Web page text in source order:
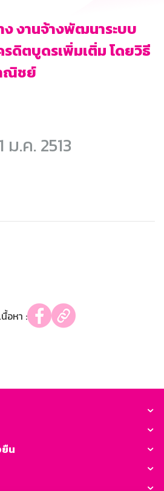
ง งานจ้างพัฒนาระบบ
ดิตบูดรเพิ่มเติ่ม โดยวิธี
ณิชย์
.ค. 2513
อหา :
น